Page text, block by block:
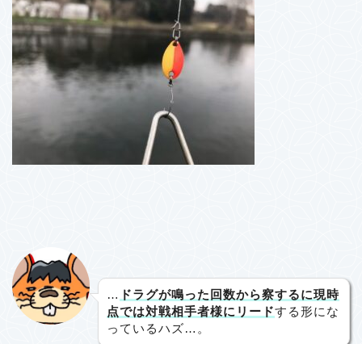
… ドラグが鳴った回数から察するに現時
点では対戦相手者様にリードする形にな
っているハズ…。